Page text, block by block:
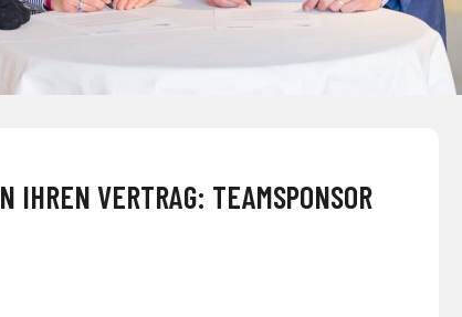
VERTRAG: TEAMSPONSOR